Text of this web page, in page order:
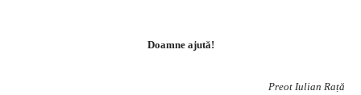
Doamne ajută!
Preot Iulian Rață